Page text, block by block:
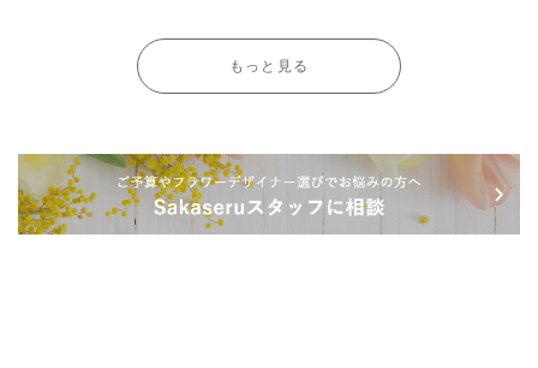
もっと見る